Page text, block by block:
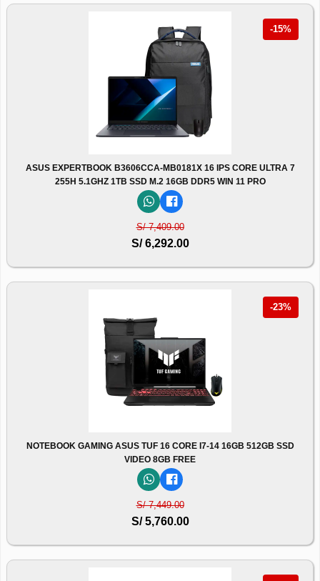
-15%
ASUS EXPERTBOOK B3606CCA-MB0181X 16 IPS CORE ULTRA 7
255H 5.1GHZ 1TB SSD M.2 16GB DDR5 WIN 11 PRO
S/ 7,409.00
S/ 6,292.00
-23%
NOTEBOOK GAMING ASUS TUF 16 CORE I7-14 16GB 512GB SSD
VIDEO 8GB FREE
S/ 7,449.00
S/ 5,760.00